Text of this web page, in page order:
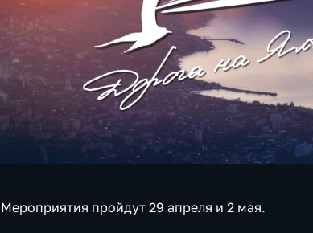
Мероприятия пройдут 29 апреля и 2 мая.